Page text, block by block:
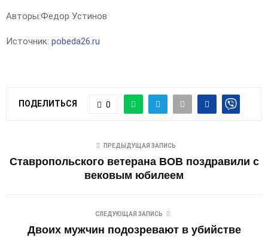
Авторы:Федор Устинов
Источник: pobeda26.ru
ПОДЕЛИТЬСЯ 0
ПРЕДЫДУЩАЯ ЗАПИСЬ
Ставропольского ветерана ВОВ поздравили с
вековым юбилеем
СЛЕДУЮЩАЯ ЗАПИСЬ
Двоих мужчин подозревают в убийстве